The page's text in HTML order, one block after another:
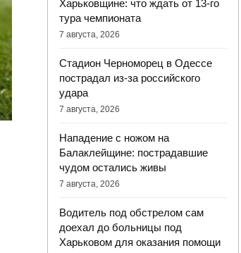
Харьковщине: что ждать от 13-го
тура чемпионата
7 августа, 2026
Стадион Черноморец в Одессе
пострадал из-за российского
удара
7 августа, 2026
Нападение с ножом на
Балаклейщине: пострадавшие
чудом остались живы
7 августа, 2026
Водитель под обстрелом сам
доехал до больницы под
Харьковом для оказания помощи